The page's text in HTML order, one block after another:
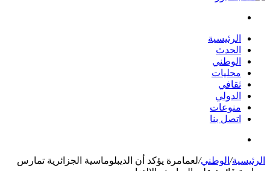
الرئيسية
الحدث
الوطني
محليات
ثقافي
الدولي
منوعات
اتصل بنا
الرئيسية/ الوطني/لعمامرة يؤكد أن الديبلوماسية الجزائرية تمارس